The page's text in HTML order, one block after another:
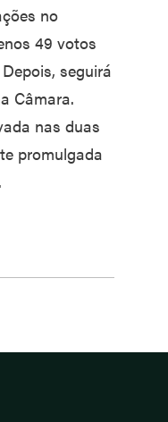
no
49 votos
seguirá
Câmara.
nas duas
promulgada